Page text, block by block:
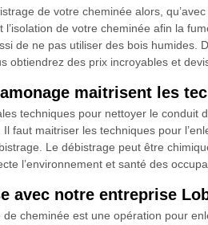
de votre cheminée alors,
de votre cheminée afin la
de ne pas utiliser des bois humides.
obtiendrez des prix incroyables et
maitrisent les
techniques pour nettoyer le
faut maitriser les techniques pour
Le débistrage peut être
l’environnement et santé des
avec notre entreprise
cheminée est une opération pour